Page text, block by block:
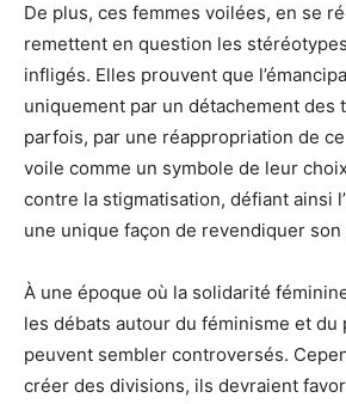
De plus, ces femmes voilées, en se
remettent en question les
infligés. Elles prouvent que
uniquement par un détachement des
parfois, par une réappropriation de
voile comme un symbole de leur
contre la stigmatisation, défiant ainsi
une unique façon de revendiquer son
À une époque où la solidarité
les débats autour du féminisme et du
peuvent sembler controversés.
créer des divisions, ils devraient